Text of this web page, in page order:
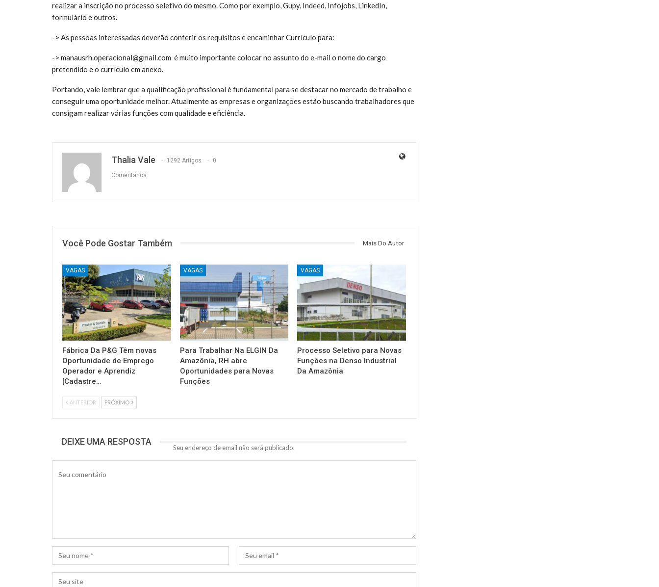
realizar a inscrição no processo seletivo do mesmo. Como por exemplo, Gupy, Indeed, Infojobs, LinkedIn,
formulário e outros.
-> As pessoas interessadas deverão conferir os requisitos e encaminhar Currículo para:
-> manausrh.operacional@gmail.com é muito importante colocar no assunto do e-mail o nome do cargo
pretendido e o currículo em anexo.
Portando, vale lembrar que a qualificação profissional é fundamental para se destacar no mercado de trabalho e
conseguir uma oportunidade melhor. Atualmente as empresas e organizações estão buscando trabalhadores que
consigam realizar várias funções com qualidade e eficiência.
Thalia Vale 1292 Artigos 0
Comentários
Você Pode Gostar Também Mais Do Autor
VAGAS
Fábrica Da P&G Têm novas
Oportunidade de Emprego
Operador e Aprendiz
[Cadastre…
VAGAS
Para Trabalhar Na ELGIN Da
Amazônia, RH abre
Oportunidades para Novas
Funções
VAGAS
Processo Seletivo para Novas
Funções na Denso Industrial
Da Amazônia
ANTERIOR PRÓXIMO
DEIXE UMA RESPOSTA
Seu endereço de email não será publicado.